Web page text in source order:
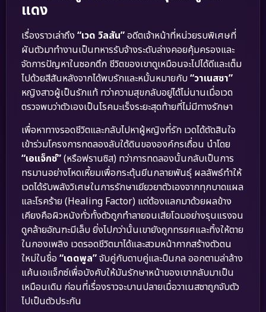
แดง
เรื่องราวเล่าถึง “เวด วิลสัน”อดีตเจ้าหน้าที่หน่วยรบพิเศษที่
ผันตัวมาทำงานเป็นทหารรับจ้างระดับล่างคอยคุ้มครองและ
จัดการปัญหาในซอกตึก ชีวิตของเขาดูเหมือนจะไปได้ดีและเต็ม
ไปด้วยสีสันหลังจากได้พบรักและหมั้นหมายกับ“วาเนสซา”
หญิงสาวผู้เป็นรักแท้ ทว่าความสุขกลับอยู่ได้ไม่นานเมื่อเวด
ตรวจพบว่าตัวเองเป็นโรคมะเร็งระยะสุดท้ายที่ไม่มีทางรักษา
เพื่อหาทางรอดชีวิตและกลับไปหาผู้หญิงที่รัก เวดได้ตัดสินใจ
เข้าร่วมโครงการทดลองลับใต้ดินขององค์กรเถื่อน นำโดย
“เอแจ็กซ์”(หรือฟรานซิส) ทว่าการทดลองนั้นกลับเป็นการ
ทรมานอย่างโหดเหี้ยมเพื่อกระตุ้นยีนกลายพันธุ์ ผลลัพธ์ทำให้
เวดได้รับพลังวิเศษในการรักษาเยียวยาตัวเองจากทุกบาดแผล
และโรคร้าย (Healing Factor) แต่ต้องแลกมาด้วยผลข้าง
เคียงคือผิวหนังทั่วทั้งตัวถูกทำลายจนเสียโฉมอย่างรุนแรงจน
ดูคล้ายอัณฑะมีเล็บ ยิ่งไปกว่านั้นเขายังถูกทรยศและทิ้งให้ตาย
ในกองเพลิง เวดรอดชีวิตมาได้และสวมหน้ากากสร้างตัวตน
ใหม่ในชื่อ “เดดพูล”จับคู่กับดาบคู่และปืนกล ออกตามล่าล้าง
แค้นเอแจ็กซ์เพื่อบังคับให้มันรักษาหน้าของเขากลับมาเป็น
เหมือนเดิม ก่อนที่เรื่องราวจะบานปลายเมื่อวาเนสซาถูกจับตัว
ไปเป็นตัวประกัน